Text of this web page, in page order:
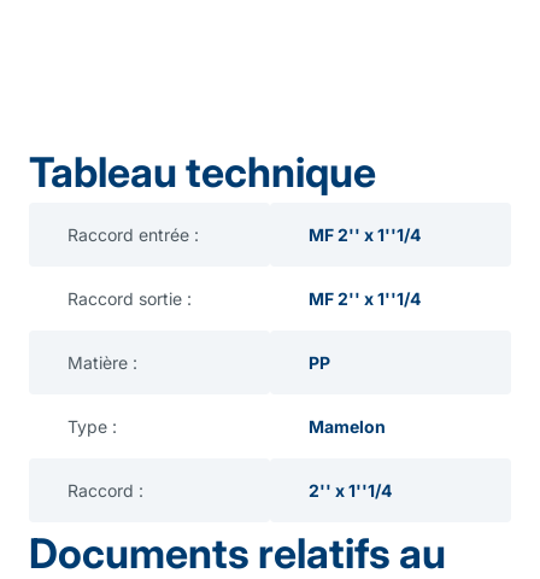
Tableau technique
Raccord entrée : MF 2'' x 1''1/4
Raccord sortie : MF 2'' x 1''1/4
Matière : PP
Type : Mamelon
Raccord : 2'' x 1''1/4
Documents relatifs au